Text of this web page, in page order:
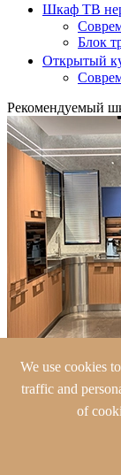
Шкаф ТВ
Блок
Открытый
Рекомендуемый
Кухонный шкаф
We use cookies
traffic and
of